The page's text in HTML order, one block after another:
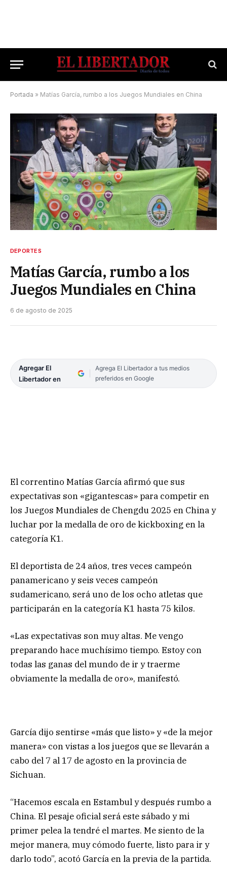
Portada » Matías García, rumbo a los Juegos Mundiales en China
DEPORTES
Matías García, rumbo a los
Juegos Mundiales en China
6 de agosto de 2025
Agregar El
Libertador en
Agrega El Libertador a tus medios
preferidos en Google
El correntino Matías García afirmó que sus
expectativas son «gigantescas» para competir en
los Juegos Mundiales de Chengdu 2025 en China y
luchar por la medalla de oro de kickboxing en la
categoría K1.
El deportista de 24 años, tres veces campeón
panamericano y seis veces campeón
sudamericano, será uno de los ocho atletas que
participarán en la categoría K1 hasta 75 kilos.
«Las expectativas son muy altas. Me vengo
preparando hace muchísimo tiempo. Estoy con
todas las ganas del mundo de ir y traerme
obviamente la medalla de oro», manifestó.
García dijo sentirse «más que listo» y «de la mejor
manera» con vistas a los juegos que se llevarán a
cabo del 7 al 17 de agosto en la provincia de
Sichuan.
“Hacemos escala en Estambul y después rumbo a
China. El pesaje oficial será este sábado y mi
primer pelea la tendré el martes. Me siento de la
mejor manera, muy cómodo fuerte, listo para ir y
darlo todo”, acotó García en la previa de la partida.